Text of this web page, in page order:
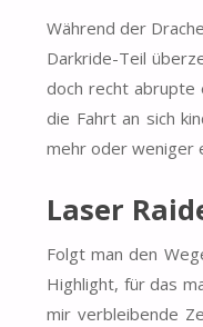
Während der
Darkride-Teil
doch recht abrupte
die Fahrt an sich
mehr oder weniger
Laser
Folgt man den
Highlight, für das
mir verbleibende